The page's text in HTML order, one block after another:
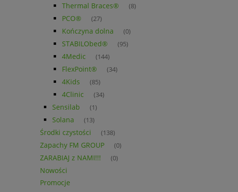
Thermal Braces® (8)
PCO® (27)
Kończyna dolna (0)
STABILObed® (95)
4Medic (144)
FlexPoint® (34)
4Kids (85)
4Clinic (34)
Sensilab (1)
Solana (13)
Środki czystości (138)
Zapachy FM GROUP (0)
ZARABIAJ z NAMI!!! (0)
Nowości
Promocje